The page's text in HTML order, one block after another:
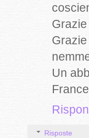
Un
Risposte